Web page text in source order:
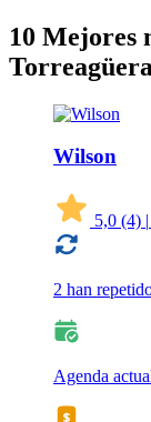
10 Mejores
Torreagüera
Wilson
5,0 (4) |
2 han
Agenda